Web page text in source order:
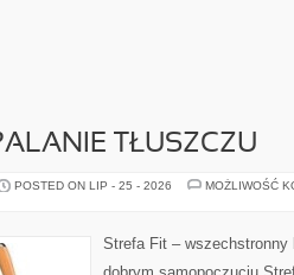
TŁUSZCZU
POSTED ON LIP - 25 - 2026
MOŻLIWOŚĆ
Strefa Fit –